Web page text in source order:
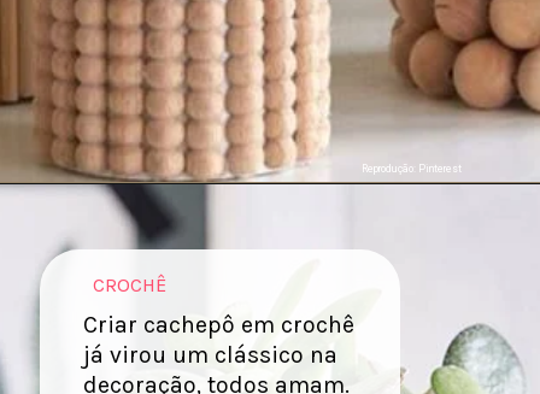
Reprodução: Pinterest
CROCHÊ
Criar cachepô em crochê
já virou um clássico na
decoração, todos amam.